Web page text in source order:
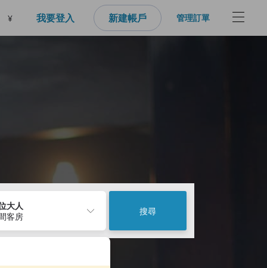
¥ 我要登入 新建帳戶 管理訂單
大人
客房
搜尋